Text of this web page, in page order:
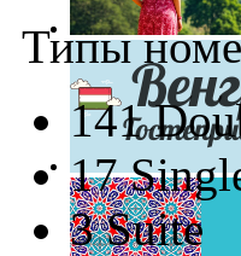
Типы
141
17
3 Suite